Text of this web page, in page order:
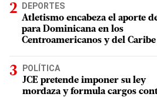
DEPORTES
Atletismo encabeza el aporte
para Dominicana en los
Centroamericanos y del Caribe
POLÍTICA
JCE pretende imponer su ley
mordaza y formula cargos